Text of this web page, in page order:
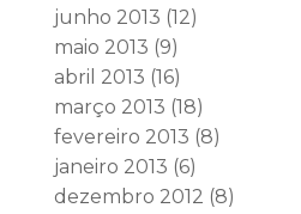
junho 2013 (12)
maio 2013 (9)
abril 2013 (16)
março 2013 (18)
fevereiro 2013 (8)
janeiro 2013 (6)
dezembro 2012 (8)